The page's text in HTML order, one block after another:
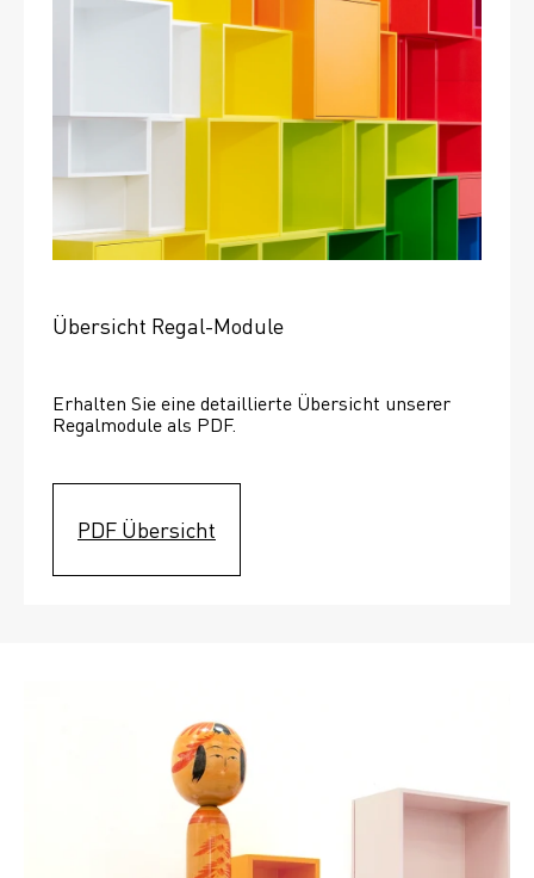
Übersicht Regal-Module
Erhalten Sie eine detaillierte Übersicht unserer
Regalmodule als PDF.
PDF Übersicht